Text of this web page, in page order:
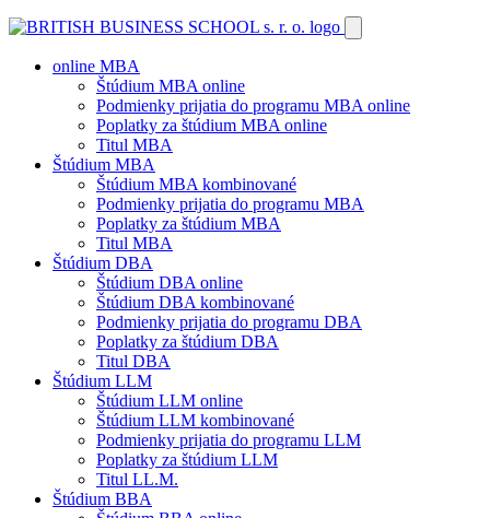
online MBA
Štúdium MBA online
Podmienky prijatia do programu MBA online
Poplatky za štúdium MBA online
Titul MBA
Štúdium MBA
Štúdium MBA kombinované
Podmienky prijatia do programu MBA
Poplatky za štúdium MBA
Titul MBA
Štúdium DBA
Štúdium DBA online
Štúdium DBA kombinované
Podmienky prijatia do programu DBA
Poplatky za štúdium DBA
Titul DBA
Štúdium LLM
Štúdium LLM online
Štúdium LLM kombinované
Podmienky prijatia do programu LLM
Poplatky za štúdium LLM
Titul LL.M.
Štúdium BBA